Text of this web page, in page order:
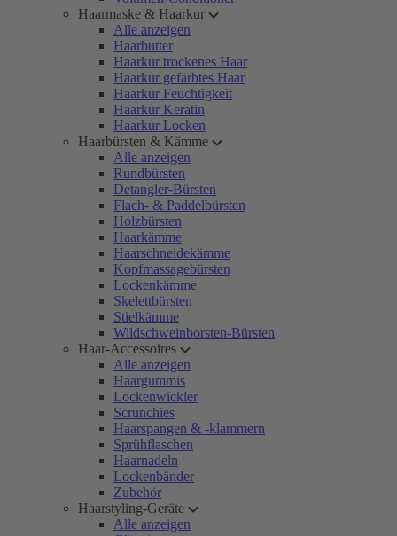
Haarmaske & Haarkur
Alle anzeigen
Haarbutter
Haarkur trockenes Haar
Haarkur gefärbtes Haar
Haarkur Feuchtigkeit
Haarkur Keratin
Haarkur Locken
Haarbürsten & Kämme
Alle anzeigen
Rundbürsten
Detangler-Bürsten
Flach- & Paddelbürsten
Holzbürsten
Haarkämme
Haarschneidekämme
Kopfmassagebürsten
Lockenkämme
Skelettbürsten
Stielkämme
Wildschweinborsten-Bürsten
Haar-Accessoires
Alle anzeigen
Haargummis
Lockenwickler
Scrunchies
Haarspangen & -klammern
Sprühflaschen
Haarnadeln
Lockenbänder
Zubehör
Haarstyling-Geräte
Alle anzeigen